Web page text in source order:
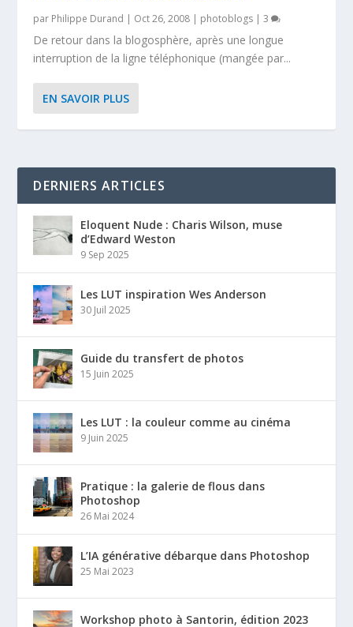
par Philippe Durand | Oct 26, 2008 | photoblogs |3
De retour dans la blogosphère, après une longue
interruption de la ligne téléphonique (mangée par...
EN SAVOIR PLUS
DERNIERS ARTICLES
Eloquent Nude : Charis Wilson, muse
d’Edward Weston
9 Sep 2025
Les LUT inspiration Wes Anderson
30 Juil 2025
Guide du transfert de photos
15 Juin 2025
Les LUT : la couleur comme au cinéma
9 Juin 2025
Pratique : la galerie de flous dans
Photoshop
26 Mai 2024
L’IA générative débarque dans Photoshop
25 Mai 2023
Workshop photo à Santorin, édition 2023